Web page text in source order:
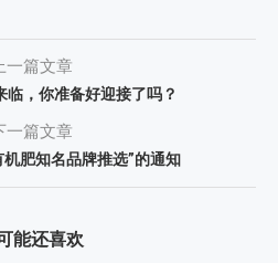
一篇文章
临，你准备好迎接了吗？
一篇文章
肥知名品牌推选”的通知
能还喜欢